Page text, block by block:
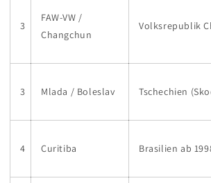
3
FAW-VW /
Changchun
Volksrepublik
3 Mlada / Boleslav Tschechien
4 Curitiba Brasilien ab